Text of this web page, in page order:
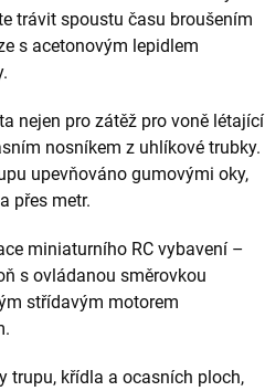
trávit spoustu času broušením
s acetonovým lepidlem
nejen pro zátěž pro voně létající
nosníkem z uhlíkové trubky.
upevňováno gumovými oky,
přes metr.
miniaturního RC vybavení –
s ovládanou směrovkou
střídavým motorem
trupu, křídla a ocasních ploch,